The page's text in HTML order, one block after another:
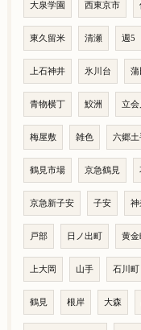
大泉学園 西東京市
東久留米 清瀬 週5
上石神井 氷川台 蒲
青物横丁 鮫洲 立会
梅屋敷 雑色 六郷土
鶴見市場 京急鶴見
京急新子安 子安 神
戸部 日ノ出町 黄金
上大岡 山手 石川町
鶴見 根岸 大森